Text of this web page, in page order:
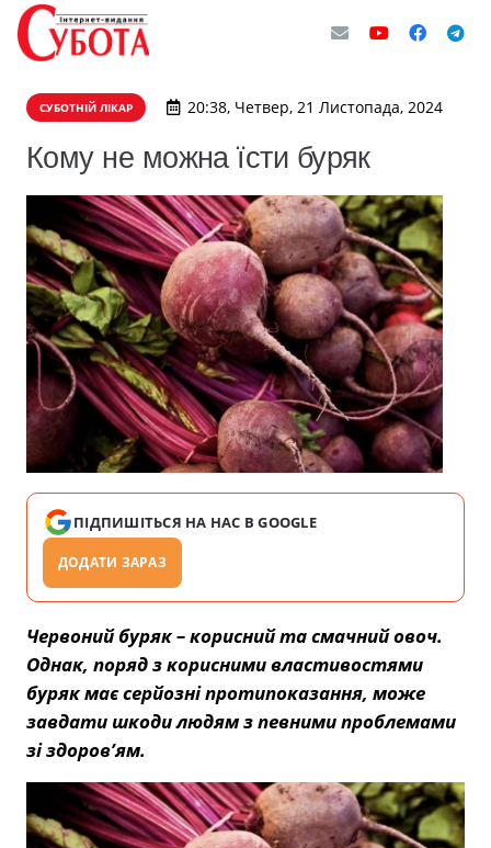
СУБОТНІЙ ЛІКАР 20:38, Четвер, 21 Листопада, 2024
Кому не можна їсти буряк
ПІДПИШІТЬСЯ НА НАС В GOOGLE
ДОДАТИ ЗАРАЗ
Червоний буряк – корисний та смачний овоч.
Однак, поряд з корисними властивостями
буряк має серйозні протипоказання, може
завдати шкоди людям з певними проблемами
зі здоров’ям.